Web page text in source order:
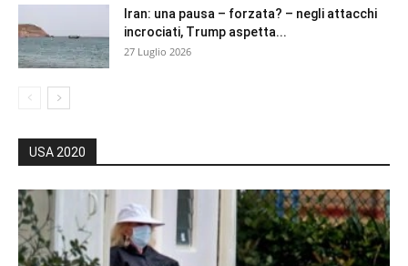
Iran: una pausa – forzata? – negli attacchi
incrociati, Trump aspetta...
27 Luglio 2026
USA 2020